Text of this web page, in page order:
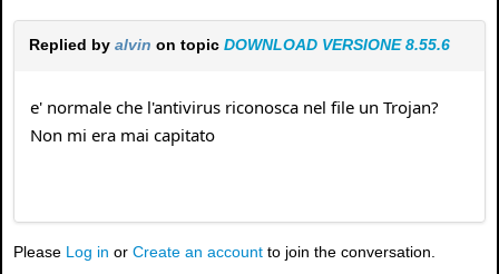
Replied by alvin on topic DOWNLOAD VERSIONE 8.55.6
e' normale che l'antivirus riconosca nel file un Trojan?
Non mi era mai capitato
Please Log in or Create an account to join the conversation.